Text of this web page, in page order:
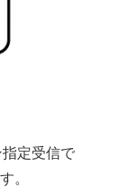
定受信で
。